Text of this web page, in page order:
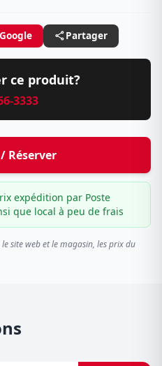
Partager
ce produit?
3333
Réserver
expédition par Poste
que local à peu de frais
site web et le magasin, les prix du